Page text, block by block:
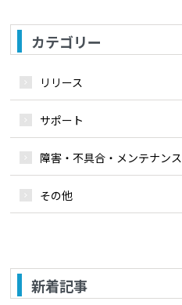
カテゴリー
リリース
サポート
障害・不具合・メンテナンス
その他
新着記事